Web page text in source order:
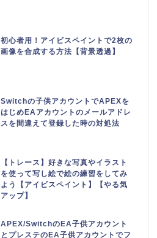
初心者用！アイビスペイントで2枚の
画像を合成する方法【背景透過】
Switchの子供アカウントでAPEXを
はじめEAアカウントのメールアドレ
スを間違えて登録した時の対処法
【トレース】好きな写真やイラスト
を使って写し絵で絵の練習をしてみ
よう【アイビスペイント】【やる気
アップ】
APEX/SwitchのEA子供アカウント
とプレステのEA子供アカウントでフ